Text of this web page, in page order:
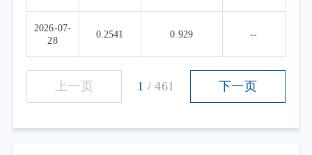
2026-07-
28
0.2541 0.929 --
上一页 1 / 461 下一页